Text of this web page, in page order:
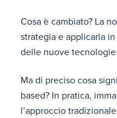
Cosa è cambiato? La
strategia e applicarla
delle nuove
Ma di preciso cosa
based? In pratica,
l’approccio